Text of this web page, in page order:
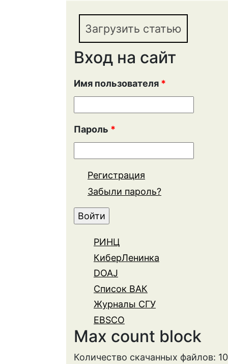
Загрузить статью
Вход на сайт
Имя пользователя *
Пароль *
Регистрация
Забыли пароль?
РИНЦ
КиберЛенинка
DOAJ
Список ВАК
Журналы СГУ
EBSCO
Max count block
Количество скачанных файлов: